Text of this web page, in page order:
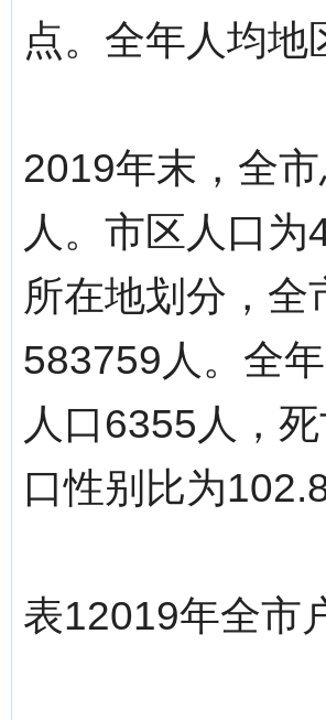
点。全年人均
2019年末，全
人。市区人口
所在地划分，
583759人。全
人口6355人，
口性别比为
表12019年全市